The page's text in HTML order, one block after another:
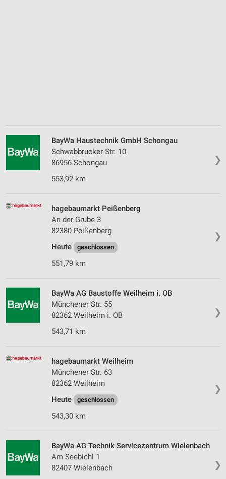
❯
BayWa Haustechnik GmbH Schongau
Schwabbrucker Str. 10
86956 Schongau
553,92 km
❯
hagebaumarkt Peißenberg
An der Grube 3
82380 Peißenberg
Heute
geschlossen
551,79 km
❯
BayWa AG Baustoffe Weilheim i. OB
Münchener Str. 55
82362 Weilheim i. OB
543,71 km
❯
hagebaumarkt Weilheim
Münchener Str. 63
82362 Weilheim
Heute
geschlossen
543,30 km
❯
BayWa AG Technik Servicezentrum Wielenbach
Am Seebichl 1
82407 Wielenbach